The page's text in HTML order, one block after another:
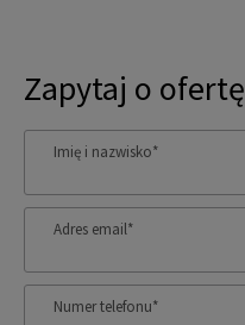
Zapytaj o ofertę
Imię i nazwisko*
Adres email*
Numer telefonu*